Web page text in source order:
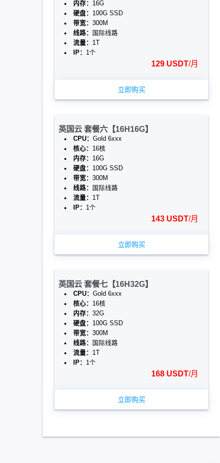
内存：
16G
硬盘：
100G SSD
带宽： 300M
线路：
国际线路
流量：
1T
IP：
1个
129 USDT/月
立即购买
英国云 套餐六【16H16G】
CPU： Gold 6xxx
核心：
16核
内存：
16G
硬盘：
100G SSD
带宽： 300M
线路：
国际线路
流量：
1T
IP：
1个
143 USDT/月
立即购买
英国云 套餐七【16H32G】
CPU： Gold 6xxx
核心：
16核
内存： 32G
硬盘：
100G SSD
带宽： 300M
线路：
国际线路
流量：
1T
IP：
1个
168 USDT/月
立即购买